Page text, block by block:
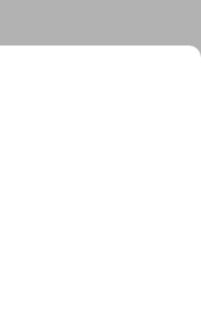
饰）相依为命。米丽
一个村民挥拳相向，他